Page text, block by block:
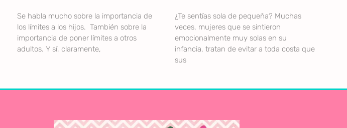
Se habla mucho sobre la importancia de
los límites a los hijos. También sobre la
importancia de poner límites a otros
adultos. Y sí, claramente,
¿Te sentías sola de pequeña? Muchas
veces, mujeres que se sintieron
emocionalmente muy solas en su
infancia, tratan de evitar a toda costa que
sus